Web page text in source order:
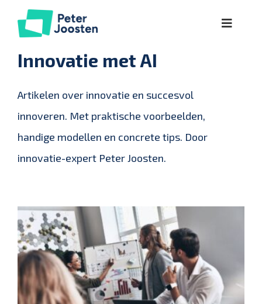
naar
inhoud
Toggle
Over
Lezingen
Workshops
Referenties
Innovatie met AI
Artikelen over innovatie en succesvol
innoveren. Met praktische voorbeelden,
handige modellen en concrete tips. Door
innovatie-expert Peter Joosten.